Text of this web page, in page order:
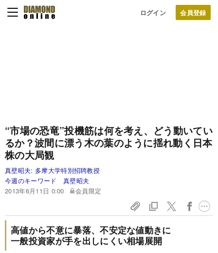
ログイン
“市場の恐竜”投機筋は何を考え、どう動いてい
るか？波間に漂う木の葉のように揺れ動く日本
株の大局観
真壁昭夫: 多摩大学特別招聘教授
今週のキーワード 真壁昭夫
2013年6月11日 0:00
会員限定
高値から不意に暴落、不安定な値動きに
一般投資家が手を出しにくい相場展開